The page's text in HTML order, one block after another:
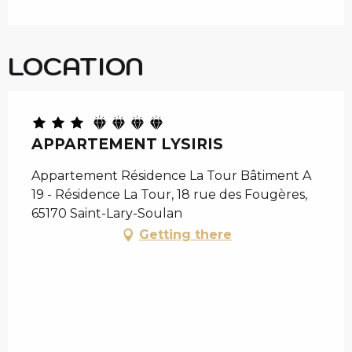
LOCATION
APPARTEMENT LYSIRIS
Appartement Résidence La Tour Bâtiment A
19 - Résidence La Tour, 18 rue des Fougères,
65170 Saint-Lary-Soulan
Getting there